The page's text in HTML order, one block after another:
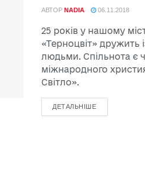
АВТОР NADIA 06.11.2018
25 років у нашому
«Терноцвіт» дружить
людьми. Спільнота є
міжнародного
Світло».
ДЕТАЛЬНІШЕ